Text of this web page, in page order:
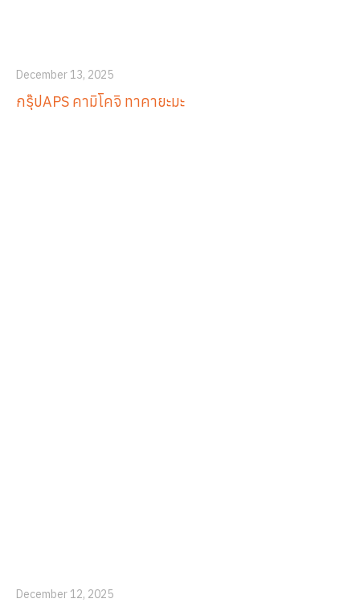
December 13, 2025
กรุ๊ปAPS คามิโคจิ ทาคายะมะ
December 12, 2025